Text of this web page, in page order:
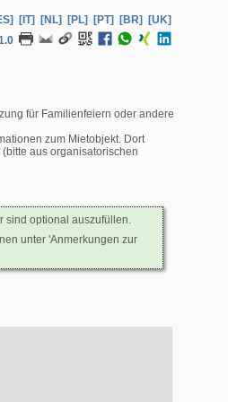
[IT] [NL] [PL] [PT] [BR]
[UK]
für Familienfeiern oder andere
zum Mietobjekt. Dort
aus organisatorischen
sind optional auszufüllen.
unter 'Anmerkungen zur